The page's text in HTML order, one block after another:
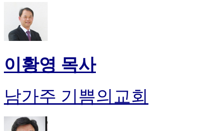
이황영 목사
남가주 기쁨의교회